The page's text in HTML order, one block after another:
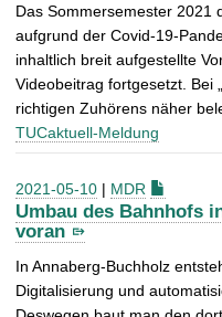
Das Sommersemester 2021
aufgrund der Covid-19-
inhaltlich breit aufgestellte
Videobeitrag fortgesetzt. Bei
richtigen Zuhörens näher
TUCaktuell-Meldung
2021-05-10 | MDR
Umbau des Bahnhofs
voran
In Annaberg-Buchholz
Digitalisierung und